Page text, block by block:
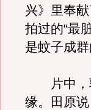
兴》里奉
拍过的“最
是蚊子成
片中，郭
缘。田原